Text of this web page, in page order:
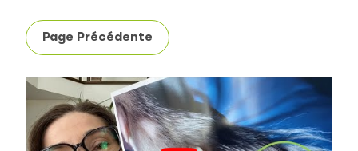
Page Précédente